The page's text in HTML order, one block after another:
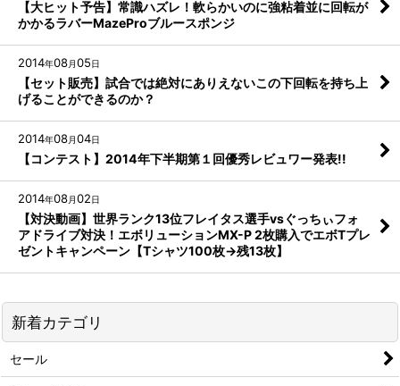
【大ヒット予告】常識ハズレ！軟らかいのに強粘着並に回転が
かかるラバーMazeProブルースポンジ
2014年08月05日
【セット販売】試合では絶対にありえないこの下回転を持ち上
げることができるのか？
2014年08月04日
【コンテスト】2014年下半期第１回優秀レビュワー発表!!
2014年08月02日
【対決動画】世界ランク13位フレイタス選手vsぐっちぃフォ
アドライブ対決！エボリューションMX-P 2枚購入でエボTプレ
ゼントキャンペーン【Tシャツ100枚→残13枚】
新着カテゴリ
セール